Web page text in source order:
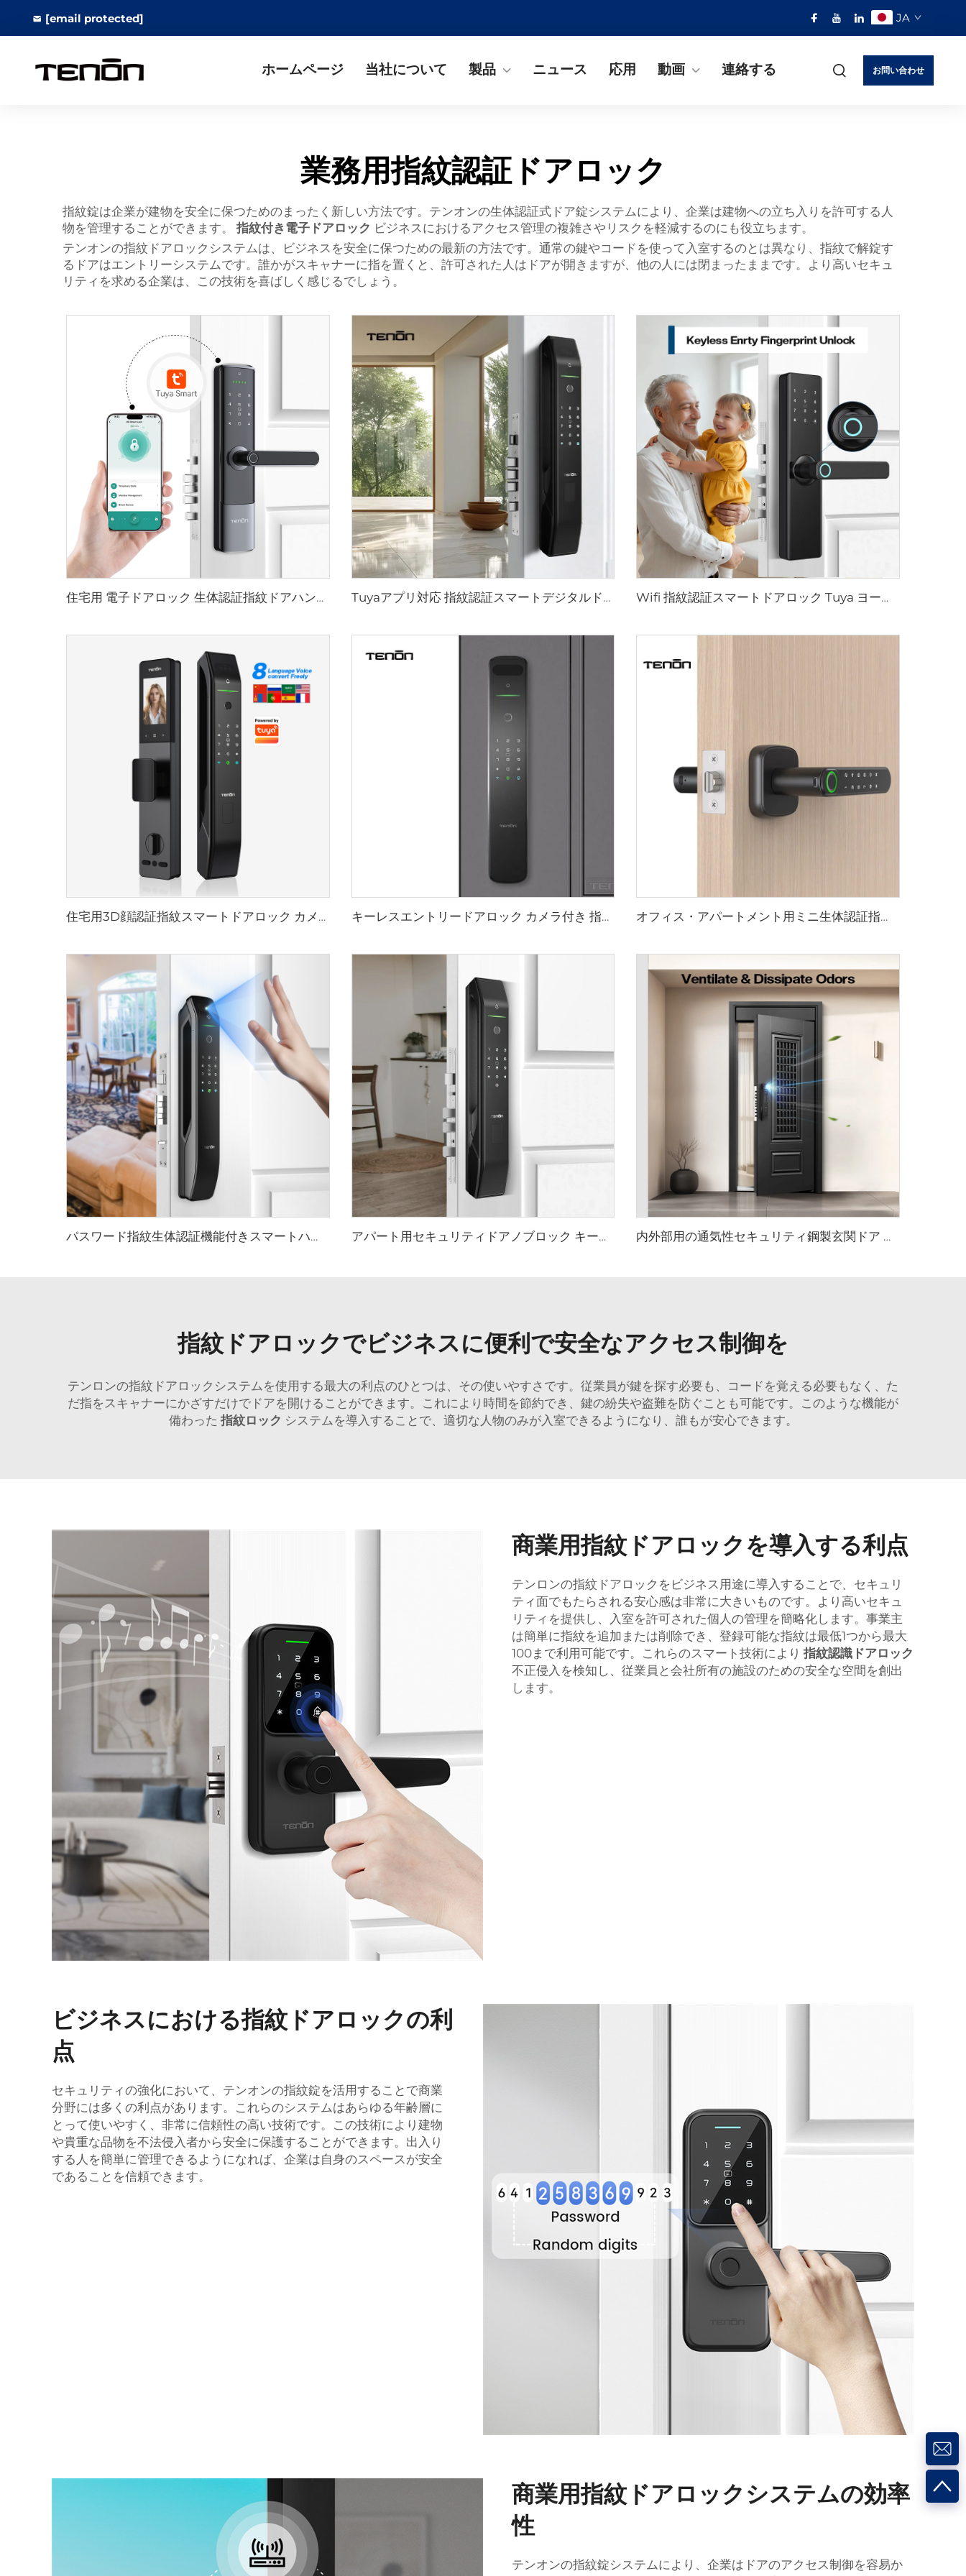
[email protected] JA
ホームページ 当社について 製品 ニュース 応用 動画 連絡する お問い合わせ
業務用指紋認証ドアロック
指紋錠は企業が建物を安全に保つためのまったく新しい方法です。テンオンの生体認証式ドア錠システムにより、企業は建物への立ち入りを許可する人
物を管理することができます。 指紋付き電子ドアロック ビジネスにおけるアクセス管理の複雑さやリスクを軽減するのにも役立ちます。
テンオンの指紋ドアロックシステムは、ビジネスを安全に保つための最新の方法です。通常の鍵やコードを使って入室するのとは異なり、指紋で解錠す
るドアはエントリーシステムです。誰かがスキャナーに指を置くと、許可された人はドアが開きますが、他の人には閉まったままです。より高いセキュ
リティを求める企業は、この技術を喜ばしく感じるでしょう。
住宅用 電子ドアロック 生体認証指紋ドアハンドル Tuya アプリ対応 K6 Tuyaアプリ対応 指紋認証スマートデジタルドアロック Tenon D7 pro Wifi 指紋認証スマートドアロック Tuya ヨーロッパ型 インテリジェント ピンコード付き Tenon T09
住宅用3D顔認証指紋スマートドアロック カメラ付き Tenon D2 Pro キーレスエントリードアロック カメラ付き 指紋顔認証 キー付き Tenon A9X オフィス・アパートメント用ミニ生体認証指紋スマートロック トンテン K1プラス
パスワード指紋生体認証機能付きスマートハウスロック Tenon A6 Pro アパート用セキュリティドアノブロック キーレス自動指紋パスワードTuyaアプリ対応 Tenon D7 内外部用の通気性セキュリティ鋼製玄関ドア ホール ビラ MT1
指紋ドアロックでビジネスに便利で安全なアクセス制御を
テンロンの指紋ドアロックシステムを使用する最大の利点のひとつは、その使いやすさです。従業員が鍵を探す必要も、コードを覚える必要もなく、た
だ指をスキャナーにかざすだけでドアを開けることができます。これにより時間を節約でき、鍵の紛失や盗難を防ぐことも可能です。このような機能が
備わった 指紋ロック システムを導入することで、適切な人物のみが入室できるようになり、誰もが安心できます。
商業用指紋ドアロックを導入する利点
テンロンの指紋ドアロックをビジネス用途に導入することで、セキュリ
ティ面でもたらされる安心感は非常に大きいものです。より高いセキュ
リティを提供し、入室を許可された個人の管理を簡略化します。事業主
は簡単に指紋を追加または削除でき、登録可能な指紋は最低1つから最大
100まで利用可能です。これらのスマート技術により 指紋認識ドアロック
不正侵入を検知し、従業員と会社所有の施設のための安全な空間を創出
します。
ビジネスにおける指紋ドアロックの利
点
セキュリティの強化において、テンオンの指紋錠を活用することで商業
分野には多くの利点があります。これらのシステムはあらゆる年齢層に
とって使いやすく、非常に信頼性の高い技術です。この技術により建物
や貴重な品物を不法侵入者から安全に保護することができます。出入り
する人を簡単に管理できるようになれば、企業は自身のスペースが安全
であることを信頼できます。
商業用指紋ドアロックシステムの効率
性
テンオンの指紋錠システムにより、企業はドアのアクセス制御を容易か